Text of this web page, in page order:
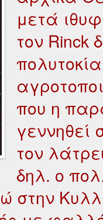
μετά
τον Rinck
που η
γεννηθεί
τον
δηλ. ο